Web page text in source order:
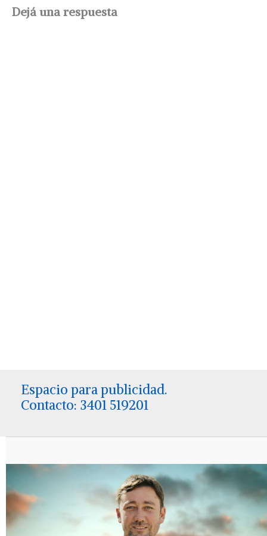
Dejá una respuesta
Espacio para publicidad.
Contacto: 3401 519201